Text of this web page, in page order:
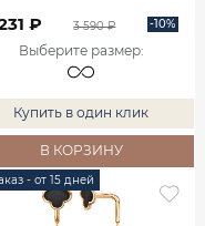
₽ 3 590 ₽ -10%
Выберите размер:
Купить в один клик
В КОРЗИНУ
- от 15 дней